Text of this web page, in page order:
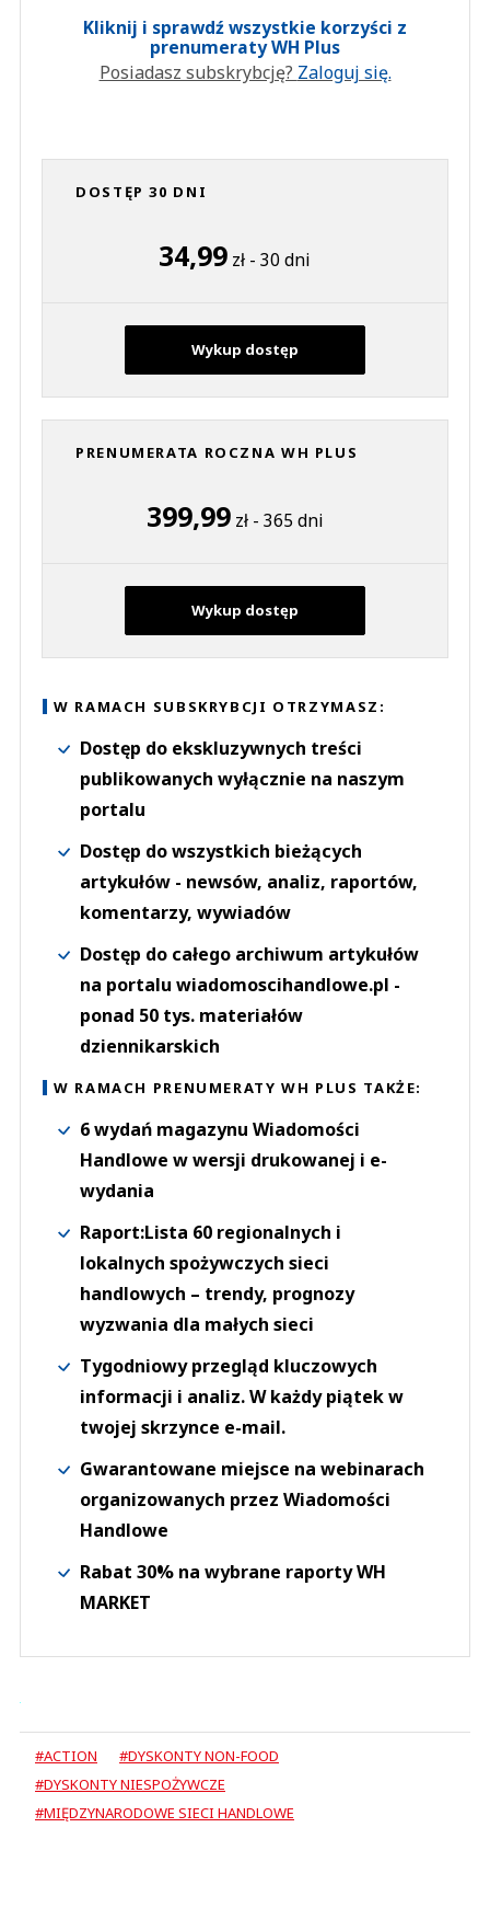
Kliknij i sprawdź wszystkie korzyści z
prenumeraty WH Plus
Posiadasz subskrybcję? Zaloguj się.
DOSTĘP 30 DNI
34,99 zł - 30 dni
Wykup dostęp
PRENUMERATA ROCZNA WH PLUS
399,99zł - 365 dni
Wykup dostęp
W RAMACH SUBSKRYBCJI OTRZYMASZ:
Dostęp do ekskluzywnych treści
publikowanych wyłącznie na naszym
portalu
Dostęp do wszystkich bieżących
artykułów - newsów, analiz, raportów,
komentarzy, wywiadów
Dostęp do całego archiwum artykułów
na portalu wiadomoscihandlowe.pl -
ponad 50 tys. materiałów
dziennikarskich
W RAMACH PRENUMERATY WH PLUS TAKŻE:
6 wydań magazynu Wiadomości
Handlowe w wersji drukowanej i e-
wydania
Raport:Lista 60 regionalnych i
lokalnych spożywczych sieci
handlowych – trendy, prognozy
wyzwania dla małych sieci
Tygodniowy przegląd kluczowych
informacji i analiz. W każdy piątek w
twojej skrzynce e-mail.
Gwarantowane miejsce na webinarach
organizowanych przez Wiadomości
Handlowe
Rabat 30% na wybrane raporty WH
MARKET
#ACTION
#DYSKONTY NON-FOOD
#DYSKONTY NIESPOŻYWCZE
#MIĘDZYNARODOWE SIECI HANDLOWE